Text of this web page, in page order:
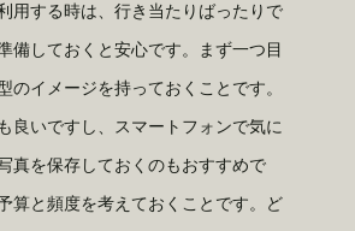
用する時は、行き当たりばったりで
備しておくと安心です。まず一つ目
のイメージを持っておくことです。
良いですし、スマートフォンで気に
真を保存しておくのもおすすめで
算と頻度を考えておくことです。ど